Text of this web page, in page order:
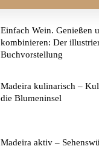
Einfach Wein. Genießen
kombinieren: Der
Buchvorstellung
Madeira kulinarisch –
die Blumeninsel
Madeira aktiv –